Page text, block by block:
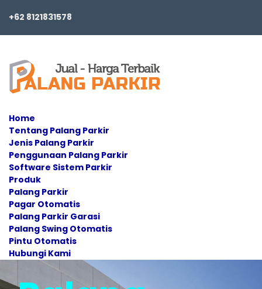
+62 8121831578
Home
Tentang Palang Parkir
Jenis Palang Parkir
Penggunaan Palang Parkir
Software Sistem Parkir
Produk
Palang Parkir
Pagar Otomatis
Palang Parkir Garasi
Palang Swing Otomatis
Pintu Otomatis
Hubungi Kami